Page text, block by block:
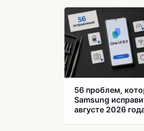
56 проблем,
Samsung
августе 2026